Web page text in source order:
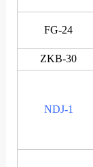
FG-24
ZKB-30
NDJ-1